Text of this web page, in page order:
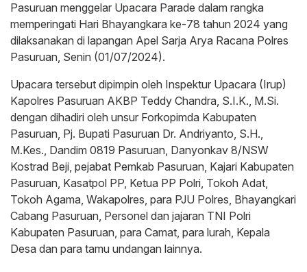
Pasuruan menggelar Upacara Parade dalam rangka
memperingati Hari Bhayangkara ke-78 tahun 2024 yang
dilaksanakan di lapangan Apel Sarja Arya Racana Polres
Pasuruan, Senin (01/07/2024).
Upacara tersebut dipimpin oleh Inspektur Upacara (Irup)
Kapolres Pasuruan AKBP Teddy Chandra, S.I.K., M.Si.
dengan dihadiri oleh unsur Forkopimda Kabupaten
Pasuruan, Pj. Bupati Pasuruan Dr. Andriyanto, S.H.,
M.Kes., Dandim 0819 Pasuruan, Danyonkav 8/NSW
Kostrad Beji, pejabat Pemkab Pasuruan, Kajari Kabupaten
Pasuruan, Kasatpol PP, Ketua PP Polri, Tokoh Adat,
Tokoh Agama, Wakapolres, para PJU Polres, Bhayangkari
Cabang Pasuruan, Personel dan jajaran TNI Polri
Kabupaten Pasuruan, para Camat, para lurah, Kepala
Desa dan para tamu undangan lainnya.